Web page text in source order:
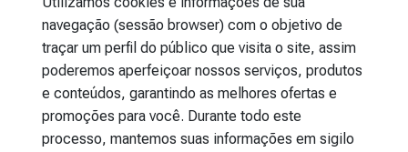
navegação (sessão browser) com o objetivo de
traçar um perfil do público que visita o site, assim
poderemos aperfeiçoar nossos serviços, produtos
e conteúdos, garantindo as melhores ofertas e
promoções para você. Durante todo este
processo, mantemos suas informações em sigilo